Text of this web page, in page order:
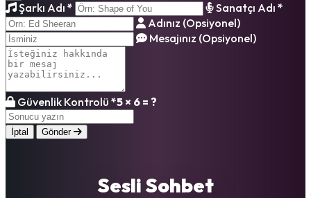
Şarkı Adı * Sanatçı Adı *
Adınız (Opsiyonel)
Mesajınız (Opsiyonel)
Güvenlik Kontrolü *5 × 6 = ?
İptal Gönder
Sesli Sohbet